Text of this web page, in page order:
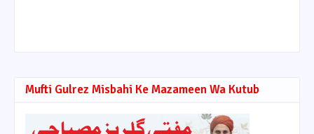
Mufti Gulrez Misbahi Ke Mazameen Wa Kutub